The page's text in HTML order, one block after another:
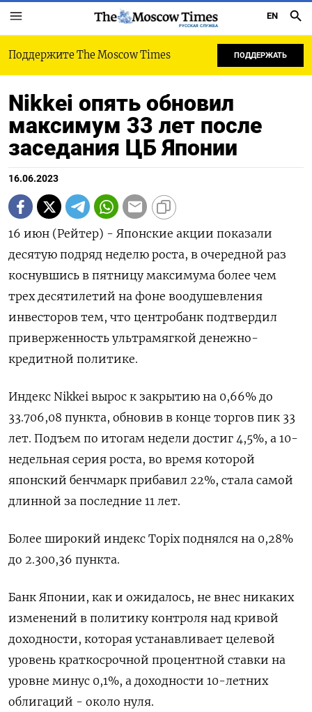
РУССКАЯ СЛУЖБА
EN
Поддержите The Moscow Times ПОДДЕРЖАТЬ
Nikkei опять обновил
максимум 33 лет после
заседания ЦБ Японии
16.06.2023
16 июн (Рейтер) - Японские акции показали
десятую подряд неделю роста, в очередной раз
коснувшись в пятницу максимума более чем
трех десятилетий на фоне воодушевления
инвесторов тем, что центробанк подтвердил
приверженность ультрамягкой денежно-
кредитной политике.
Индекс Nikkei вырос к закрытию на 0,66% до
33.706,08 пункта, обновив в конце торгов пик 33
лет. Подъем по итогам недели достиг 4,5%, а 10-
недельная серия роста, во время которой
японский бенчмарк прибавил 22%, стала самой
длинной за последние 11 лет.
Более широкий индекс Topix поднялся на 0,28%
до 2.300,36 пункта.
Банк Японии, как и ожидалось, не внес никаких
изменений в политику контроля над кривой
доходности, которая устанавливает целевой
уровень краткосрочной процентной ставки на
уровне минус 0,1%, а доходности 10-летних
облигаций - около нуля.